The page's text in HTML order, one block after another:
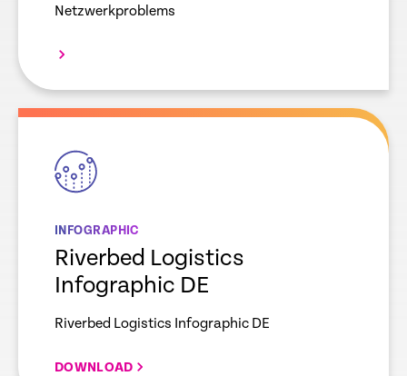
Netzwerkproblems
empty
INFOGRAPHIC
Riverbed Logistics
Infographic DE
Riverbed Logistics Infographic DE
DOWNLOAD